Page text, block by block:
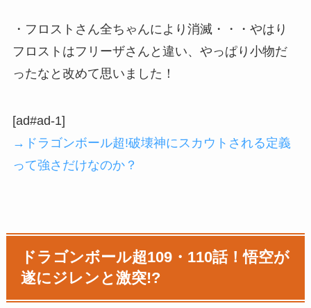
・フロストさん全ちゃんにより消滅・・・やはり
フロストはフリーザさんと違い、やっぱり小物だ
ったなと改めて思いました！
[ad#ad-1]
→ドラゴンボール超!破壊神にスカウトされる定義
って強さだけなのか？
ドラゴンボール超109・110話！悟空が
遂にジレンと激突!?